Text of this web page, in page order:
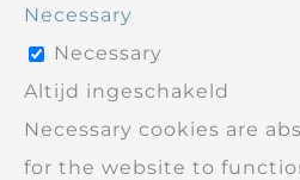
Necessary
Necessary
Altijd ingeschakeld
Necessary cookies are
for the website to